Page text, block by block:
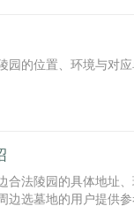
园的位置、环境与对
合法陵园的具体地址
选墓地的用户提供参